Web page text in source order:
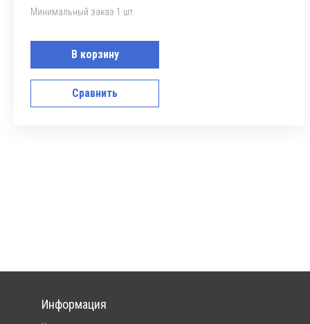
Минимальный заказ 1 шт.
В корзину
Сравнить
Информация